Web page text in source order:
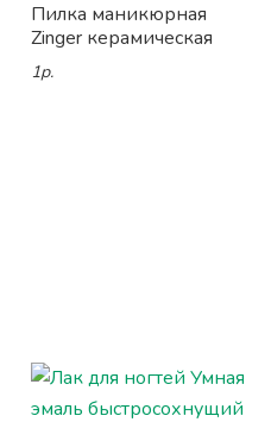
Пилка маникюрная
Zinger керамическая
1р.